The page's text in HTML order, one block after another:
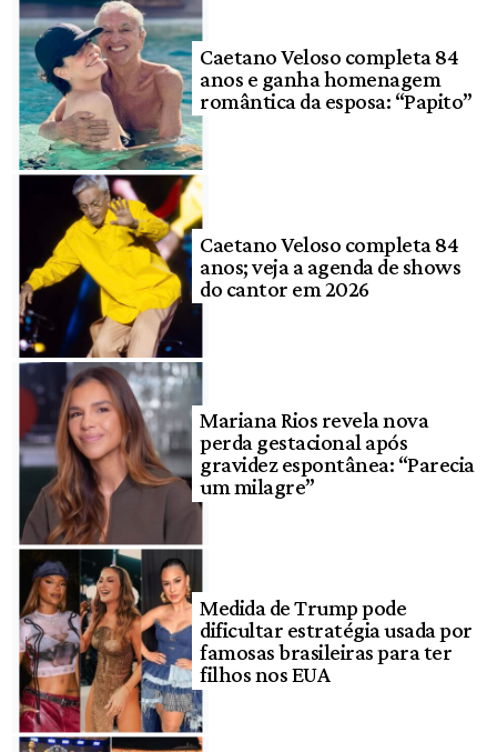
Caetano Veloso completa 84
anos e ganha homenagem
romântica da esposa: “Papito”
Caetano Veloso completa 84
anos; veja a agenda de shows
do cantor em 2026
Mariana Rios revela nova
perda gestacional após
gravidez espontânea: “Parecia
um milagre”
Medida de Trump pode
dificultar estratégia usada por
famosas brasileiras para ter
filhos nos EUA